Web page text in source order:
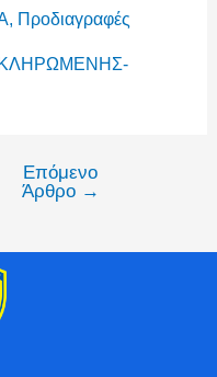
, Προδιαγραφές
Επόμενο
Άρθρο →